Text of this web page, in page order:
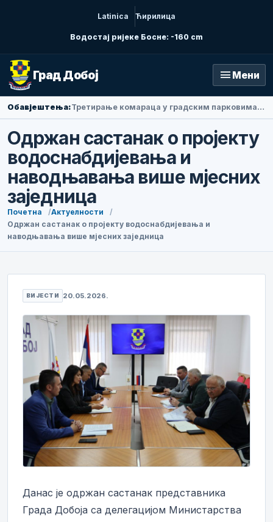
Latinica Ћирилица
Водостај ријеке Босне: -160 cm
Град Добој menu Мени
Обавјештења: Амбасадорка Народне Републике Кине у БиХ Ли Фан посјетила Добој
Одржан састанак о пројекту
водоснабдијевања и
наводњавања више мјесних
заједница
Почетна
Актуелности
Одржан састанак о пројекту водоснабдијевања и
наводњавања више мјесних заједница
ВИЈЕСТИ 20.05.2026.
Данас је одржан састанак представника
Града Добоја са делегацијом Министарства